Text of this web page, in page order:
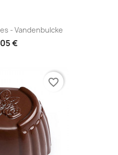
- Vandenbulcke
€
favorite_border